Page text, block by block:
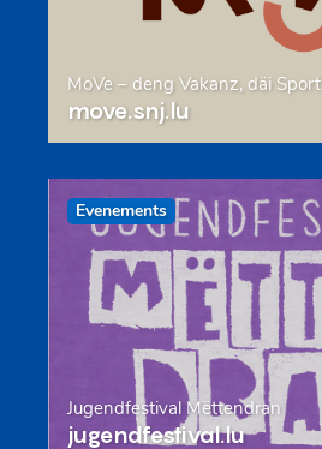
MoVe – deng Vakanz, däi Sport
move.snj.lu
Evenements
Jugendfestival Mëttendran
jugendfestival.lu